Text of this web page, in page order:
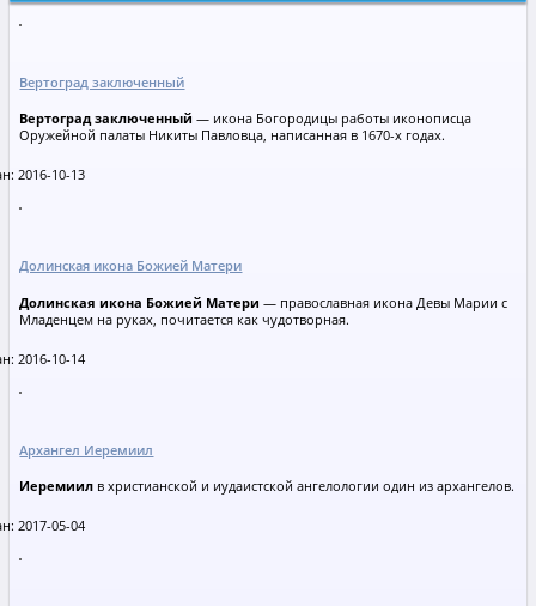
Вертоград заключенный
Вертоград заключенный — икона Богородицы работы иконописца
Оружейной палаты Никиты Павловца, написанная в 1670-х годах.
2016-10-13
Долинская икона Божией Матери
Долинская икона Божией Матери — православная икона Девы Марии с
Младенцем на руках, почитается как чудотворная.
2016-10-14
Архангел Иеремиил
Иеремиил в христианской и иудаистской ангелологии один из архангелов.
2017-05-04